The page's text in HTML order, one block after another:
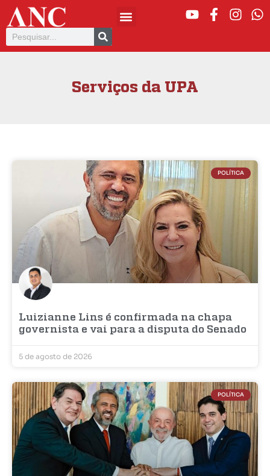
Serviços da UPA
POLÍTICA
Luizianne Lins é confirmada na chapa
governista e vai para a disputa do Senado
5 de agosto de 2026
POLÍTICA